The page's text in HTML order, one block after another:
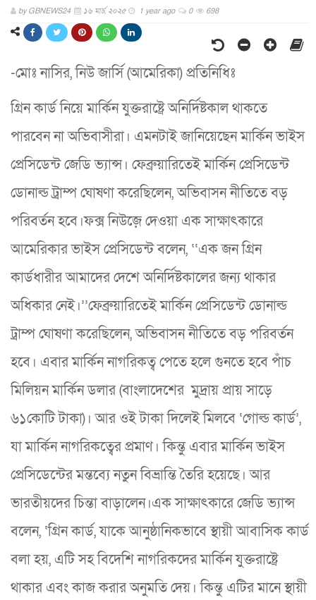
byGBNEWS24 ১৬ মার্চ, ২০২৫ 1 year ago 0 698
-মোঃ নাসির, নিউ জার্সি (আমেরিকা) প্রতিনিধিঃ
গ্রিন কার্ড নিয়ে মার্কিন যুক্তরাষ্ট্রে অনির্দিষ্টকাল থাকতে
পারবেন না অভিবাসীরা। এমনটাই জানিয়েছেন মার্কিন ভাইস
প্রেসিডেন্ট জেডি ভ্যান্স। ফেব্রুয়ারিতেই মার্কিন প্রেসিডেন্ট
ডোনাল্ড ট্রাম্প ঘোষণা করেছিলেন, অভিবাসন নীতিতে বড়
পরিবর্তন হবে।ফক্স নিউজ়ে দেওয়া এক সাক্ষাৎকারে
আমেরিকার ভাইস প্রেসিডেন্ট বলেন, ‘‘এক জন গ্রিন
কার্ডধারীর আমাদের দেশে অনির্দিষ্টকালের জন্য থাকার
অধিকার নেই।’’ফেব্রুয়ারিতেই মার্কিন প্রেসিডেন্ট ডোনাল্ড
ট্রাম্প ঘোষণা করেছিলেন, অভিবাসন নীতিতে বড় পরিবর্তন
হবে। এবার মার্কিন নাগরিকত্ব পেতে হলে গুনতে হবে পাঁচ
মিলিয়ন মার্কিন ডলার (বাংলাদেশের মুদ্রায় প্রায় সাড়ে
৬১কোটি টাকা)। আর ওই টাকা দিলেই মিলবে ‘গোল্ড কার্ড’,
যা মার্কিন নাগরিকত্বের প্রমাণ। কিন্তু এবার মার্কিন ভাইস
প্রেসিডেন্টের মন্তব্যে নতুন বিভ্রান্তি তৈরি হয়েছে। আর
ভারতীয়দের চিন্তা বাড়ালেন।এক সাক্ষাৎকারে জেডি ভ্যান্স
বলেন, ‘গ্রিন কার্ড, যাকে আনুষ্ঠানিকভাবে স্থায়ী আবাসিক কার্ড
বলা হয়, এটি সহ বিদেশি নাগরিকদের মার্কিন যুক্তরাষ্ট্রে
থাকার এবং কাজ করার অনুমতি দেয়। কিন্তু এটির মানে স্থায়ী